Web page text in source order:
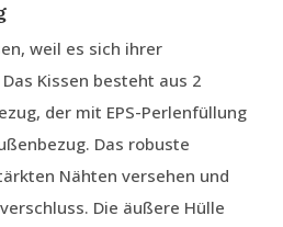
weil es sich ihrer
Kissen besteht aus 2
der mit EPS-Perlenfüllung
Das robuste
Nähten versehen und
Die äußere Hülle